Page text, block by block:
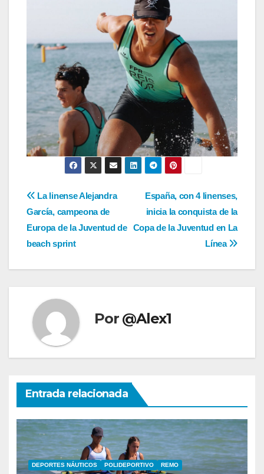
Navegación
de
entradas
España, con 4 linenses,
inicia la conquista de la
Copa de la Juventud en La
Línea
La linense Alejandra
García, campeona de
Europa de la Juventud de
beach sprint
Por @Alex1
Entrada relacionada
DEPORTES NÁUTICOS POLIDEPORTIVO REMO